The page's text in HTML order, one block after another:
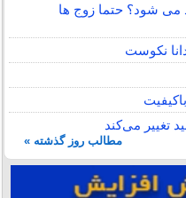
می شود؟ حتما زوج ها
نكوست
تغییر می‌کند
مطالب روز گذشته »